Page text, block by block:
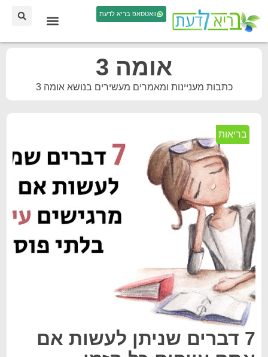
וואטסאפ בריא לדעת
אומה 3
כתבות מעניינות ומאמרים מעשירים בנושא אומה 3
בריאות
7 דברים שניתן לעשות אם